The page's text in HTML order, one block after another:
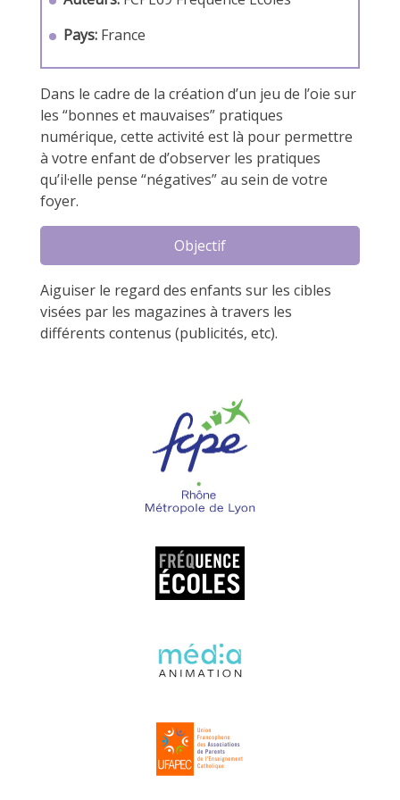
Pays: France
Dans le cadre de la création d’un jeu de l’oie sur
les “bonnes et mauvaises” pratiques
numérique, cette activité est là pour permettre
à votre enfant de d’observer les pratiques
qu’il·elle pense “négatives” au sein de votre
foyer.
Objectif
Aiguiser le regard des enfants sur les cibles
visées par les magazines à travers les
différents contenus (publicités, etc).